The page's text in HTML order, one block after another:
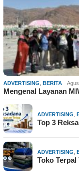
ADVERTISING BERITA
Mengenal Layanan
ADVERTISING
Top 3
ADVERTISING
Toko